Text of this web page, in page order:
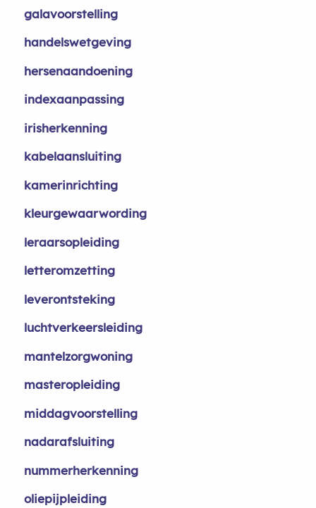
galavoorstelling
handelswetgeving
hersenaandoening
indexaanpassing
irisherkenning
kabelaansluiting
kamerinrichting
kleurgewaarwording
leraarsopleiding
letteromzetting
leverontsteking
luchtverkeersleiding
mantelzorgwoning
masteropleiding
middagvoorstelling
nadarafsluiting
nummerherkenning
oliepijpleiding